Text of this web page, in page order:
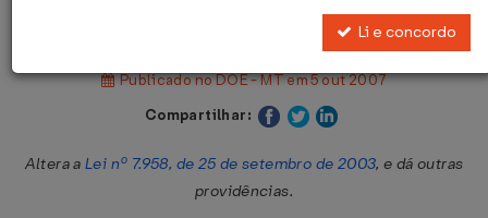
Lei nº 8.719 de 05/10/2007
Publicado no DOE - MT em 5 out 2007
Compartilhar:
Altera aLei nº 7.958, de 25 de setembro de 2003, e dá outras
providências.
Li e concordo